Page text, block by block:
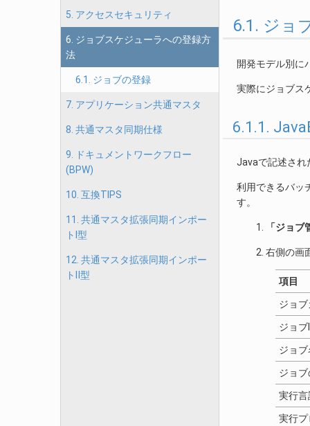
5. アクセスセキュリティ
6. ジョブスケジューラへの登録方
法
6.1. ジョブの登録
7. アプリケーション共通マスタ
8. 共通マスタ同期仕様
9. ドキュメントワークフロー
(BPW)
10. 互換TIPS
11. 共通マスタ拡張同期インポー
トⅠ型
12. 共通マスタ拡張同期インポー
トⅡ型
6.1. ジョ
開発モデル別に
実際にジョブス
6.1.1.
Javaで記述され
利用できるバッ
す。
「ジョブ
右側の画
項目
ジョ
ジョブ
ジョブ
ジョ
実行言
実行